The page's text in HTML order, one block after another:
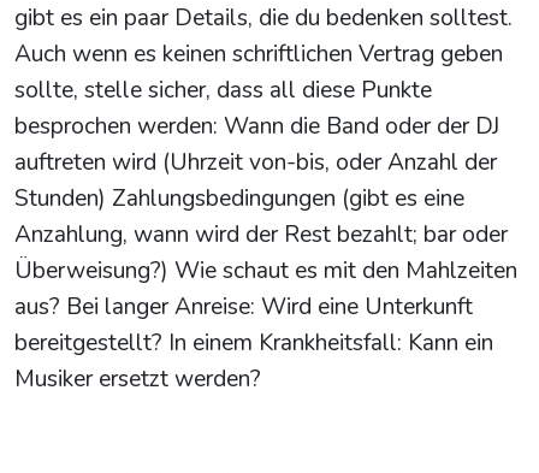
gibt es ein paar Details, die du bedenken solltest.
Auch wenn es keinen schriftlichen Vertrag geben
sollte, stelle sicher, dass all diese Punkte
besprochen werden: Wann die Band oder der DJ
auftreten wird (Uhrzeit von-bis, oder Anzahl der
Stunden) Zahlungsbedingungen (gibt es eine
Anzahlung, wann wird der Rest bezahlt; bar oder
Überweisung?) Wie schaut es mit den Mahlzeiten
aus? Bei langer Anreise: Wird eine Unterkunft
bereitgestellt? In einem Krankheitsfall: Kann ein
Musiker ersetzt werden?